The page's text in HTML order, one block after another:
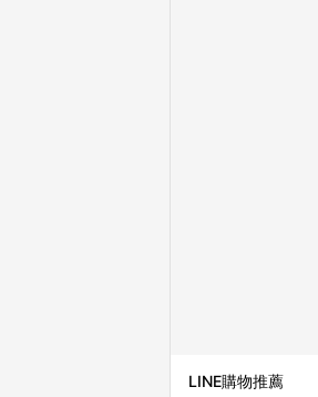
LINE購物推薦